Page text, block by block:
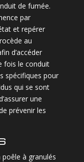
de fumée.
par
et repérer
au
d’accéder
fois le conduit
spécifiques pour
qui se sont
une
prévenir les
poêle à granulés